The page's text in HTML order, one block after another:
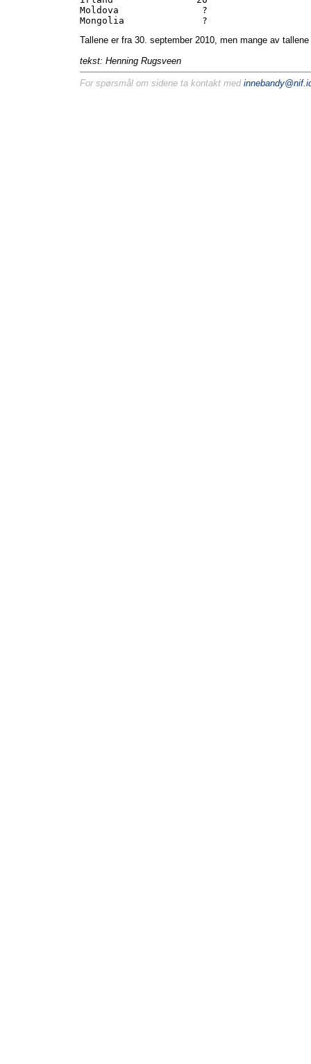
Moldova               ?
Tallene er fra 30. september 2010, men mange av
tekst: Henning Rugsveen
For spørsmål om sidene ta kontakt med